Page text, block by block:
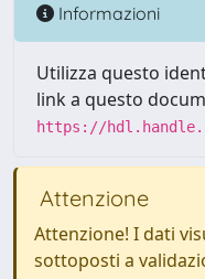
Informazioni
Utilizza questo
link a questo
https://
Attenzione
Attenzione! I dati
sottoposti a